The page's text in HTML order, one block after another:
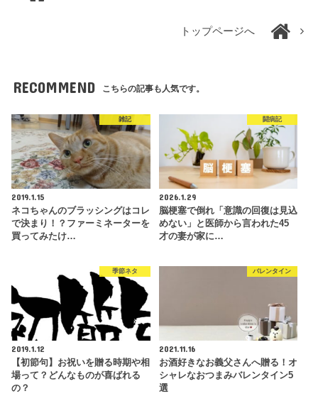
トップページへ
RECOMMEND こちらの記事も人気です。
雑記
2019.1.15
ネコちゃんのブラッシングはコレ
で決まり！？ファーミネーターを
買ってみたけ…
闘病記
2026.1.29
脳梗塞で倒れ「意識の回復は見込
めない」と医師から言われた45
才の妻が家に…
季節ネタ
2019.1.12
【初節句】お祝いを贈る時期や相
場って？どんなものが喜ばれる
の？
バレンタイン
2021.11.16
お酒好きなお義父さんへ贈る！オ
シャレなおつまみバレンタイン5
選